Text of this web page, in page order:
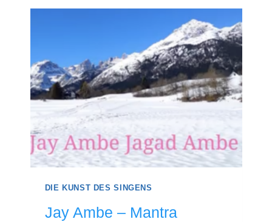
DIE KUNST DES SINGENS
Jay Ambe – Mantra